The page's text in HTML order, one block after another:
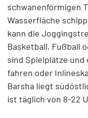
schwanenförmigen
Wasserfläche
kann die
Basketball, Fußball
sind Spielplätze und
fahren oder
Barsha liegt
ist täglich von 8-22